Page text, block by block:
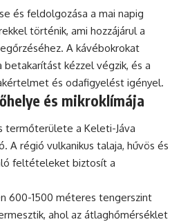
és feldolgozása a mai napig
történik, ami hozzájárul a
A kávébokrokat
betakarítást kézzel végzik, és a
és odafigyelést igényel.
és mikroklímája
termőterülete a Keleti-Jáva
A régió vulkanikus talaja, hűvös és
feltételeket biztosít a
600-1500 méteres tengerszint
ahol az átlaghőmérséklet